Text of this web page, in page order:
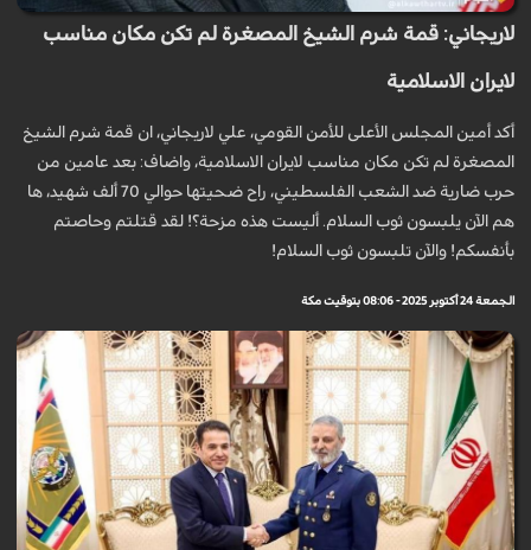
لاريجاني: قمة شرم الشيخ المصغرة لم تكن مكان مناسب
لايران الاسلامية
أكد أمين المجلس الأعلى للأمن القومي، علي لاريجاني، ان قمة شرم الشيخ
المصغرة لم تكن مكان مناسب لايران الاسلامية، واضاف: بعد عامين من
حرب ضارية ضد الشعب الفلسطيني، راح ضحيتها حوالي 70 ألف شهيد، ها
هم الآن يلبسون ثوب السلام. أليست هذه مزحة؟! لقد قتلتم وحاصتم
بأنفسكم! والآن تلبسون ثوب السلام!
الجمعة 24 أكتوبر 2025 - 08:06 بتوقيت مكة